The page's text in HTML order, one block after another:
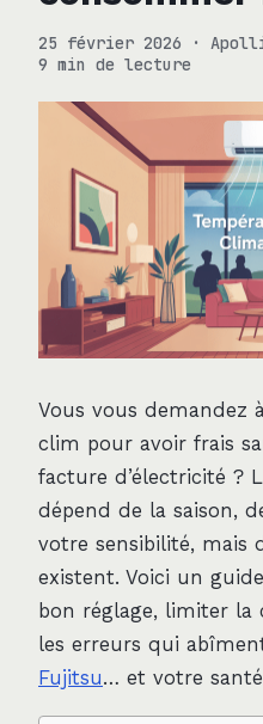
25 février 2026 ·
9 min de lecture
Vous vous demandez
clim pour avoir frais
facture d’électricité ?
dépend de la saison,
votre sensibilité, mais
existent. Voici un
bon réglage, limiter
les erreurs qui
Fujitsu… et votre